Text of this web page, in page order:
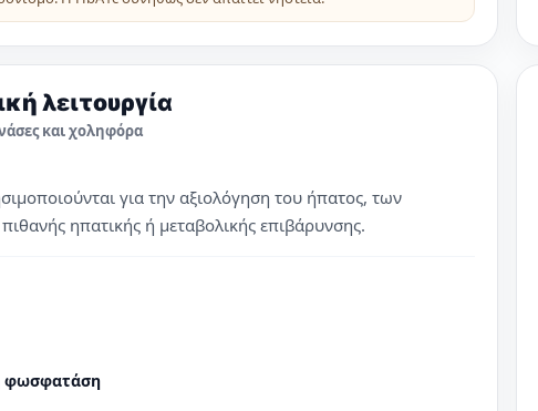
λειτουργία
και χοληφόρα
για την αξιολόγηση του ήπατος, των
ηπατικής ή μεταβολικής επιβάρυνσης.
φωσφατάση